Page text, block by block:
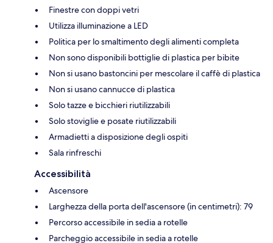
Finestre con doppi vetri
Utilizza illuminazione a LED
Politica per lo smaltimento degli alimenti completa
Non sono disponibili bottiglie di plastica per bibite
Non si usano bastoncini per mescolare il caffè di plastica
Non si usano cannucce di plastica
Solo tazze e bicchieri riutilizzabili
Solo stoviglie e posate riutilizzabili
Armadietti a disposizione degli ospiti
Sala rinfreschi
Accessibilità
Ascensore
Larghezza della porta dell'ascensore (in centimetri): 79
Percorso accessibile in sedia a rotelle
Parcheggio accessibile in sedia a rotelle